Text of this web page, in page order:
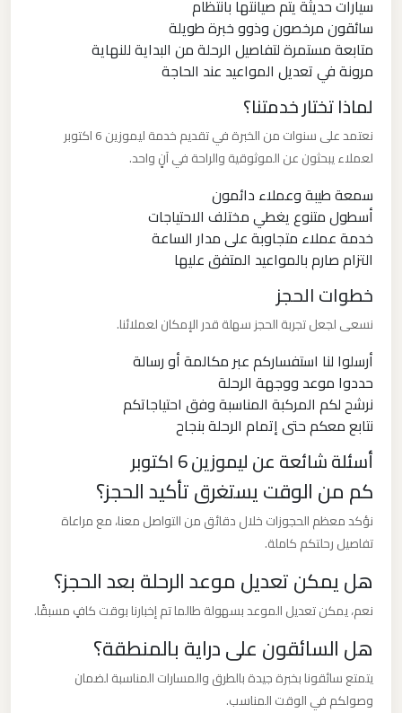
سيارات حديثة يتم صيانتها بانتظام
سائقون مرخصون وذوو خبرة طويلة
متابعة مستمرة لتفاصيل الرحلة من البداية للنهاية
مرونة في تعديل المواعيد عند الحاجة
لماذا تختار خدمتنا؟
نعتمد على سنوات من الخبرة في تقديم خدمة ليموزين 6 اكتوبر
لعملاء يبحثون عن الموثوقية والراحة في آنٍ واحد.
سمعة طيبة وعملاء دائمون
أسطول متنوع يغطي مختلف الاحتياجات
خدمة عملاء متجاوبة على مدار الساعة
التزام صارم بالمواعيد المتفق عليها
خطوات الحجز
نسعى لجعل تجربة الحجز سهلة قدر الإمكان لعملائنا.
أرسلوا لنا استفساركم عبر مكالمة أو رسالة
حددوا موعد ووجهة الرحلة
نرشح لكم المركبة المناسبة وفق احتياجاتكم
نتابع معكم حتى إتمام الرحلة بنجاح
أسئلة شائعة عن ليموزين 6 اكتوبر
كم من الوقت يستغرق تأكيد الحجز؟
نؤكد معظم الحجوزات خلال دقائق من التواصل معنا، مع مراعاة
تفاصيل رحلتكم كاملة.
هل يمكن تعديل موعد الرحلة بعد الحجز؟
نعم، يمكن تعديل الموعد بسهولة طالما تم إخبارنا بوقت كافٍ مسبقًا.
هل السائقون على دراية بالمنطقة؟
يتمتع سائقونا بخبرة جيدة بالطرق والمسارات المناسبة لضمان
وصولكم في الوقت المناسب.
الدولي
ليموزين
العرب
الاسكندرية
ليموزين
العرب
اسكندرية
ليموزين
العرب
ليموزين
القاهرة
اسكندرية
ليموزين
القاهرة